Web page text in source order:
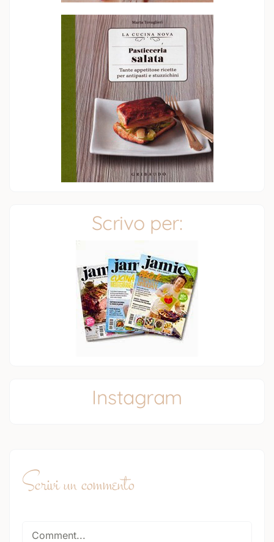
Scrivo per:
Instagram
Scrivi un commento
Comment